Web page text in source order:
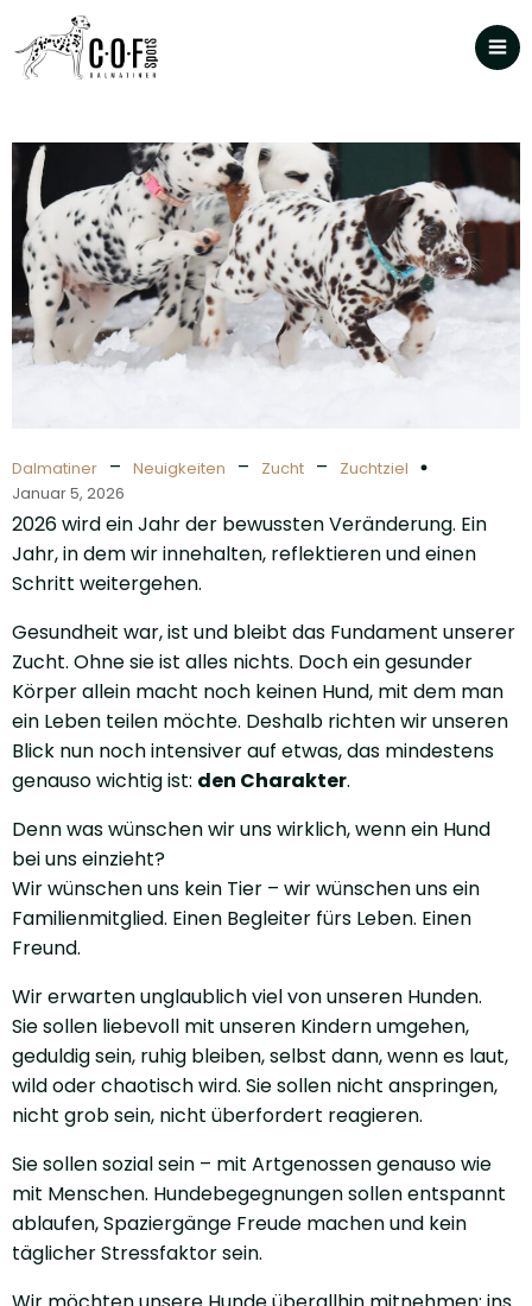
Dalmatiner – Neuigkeiten – Zucht –
Zuchtziel
Januar 5, 2026
2026 wird ein Jahr der bewussten Veränderung. Ein
Jahr, in dem wir innehalten, reflektieren und einen
Schritt weitergehen.
Gesundheit war, ist und bleibt das Fundament unserer
Zucht. Ohne sie ist alles nichts. Doch ein gesunder
Körper allein macht noch keinen Hund, mit dem man
ein Leben teilen möchte. Deshalb richten wir unseren
Blick nun noch intensiver auf etwas, das mindestens
genauso wichtig ist: den Charakter.
Denn was wünschen wir uns wirklich, wenn ein Hund
bei uns einzieht?
Wir wünschen uns kein Tier – wir wünschen uns ein
Familienmitglied. Einen Begleiter fürs Leben. Einen
Freund.
Wir erwarten unglaublich viel von unseren Hunden.
Sie sollen liebevoll mit unseren Kindern umgehen,
geduldig sein, ruhig bleiben, selbst dann, wenn es laut,
wild oder chaotisch wird. Sie sollen nicht anspringen,
nicht grob sein, nicht überfordert reagieren.
Sie sollen sozial sein – mit Artgenossen genauso wie
mit Menschen. Hundebegegnungen sollen entspannt
ablaufen, Spaziergänge Freude machen und kein
täglicher Stressfaktor sein.